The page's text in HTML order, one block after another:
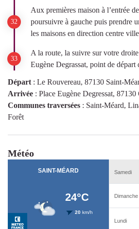
Aux premières maison à l’entrée
poursuivre à gauche puis prendre
les maisons en direction centre
A la route, la suivre sur votre
Eugène Degrassat, point de départ
Départ : Le Rouvereau, 87130 Saint-
Arrivée : Place Eugène Degressat,
Communes traversées : Saint-Méard,
Forêt
Météo